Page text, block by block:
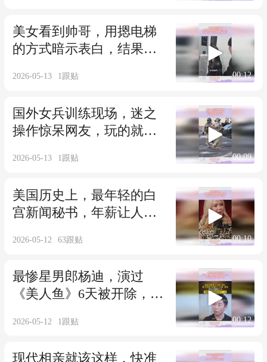
美女看到帅哥，用摁电梯
的方式暗示表白，结果帅
2026-05-13 1跟贴 00:12
国外女兵训练现场，迷之
操作惊呆网友，玩的就是
2026-05-13 1跟贴 00:09
美国历史上，最年轻的白
宫新闻秘书，年薪让人惊
2026-05-12 63跟贴 00:10
最惨星男郎杨迪，演过
《美人鱼》6天被开除，戏
2026-05-12 1跟贴 00:12
现代相亲就该这样，快准